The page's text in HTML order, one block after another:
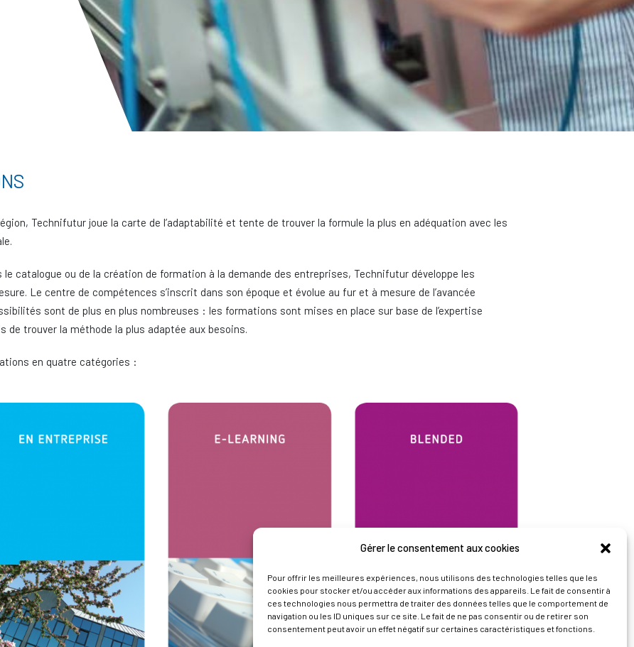
Gérer le consentement aux cookies
Pour offrir les meilleures expériences, nous utilisons des technologies telles que les
cookies pour stocker et/ou accéder aux informations des appareils. Le fait de consentir à
ces technologies nous permettra de traiter des données telles que le comportement de
navigation ou les ID uniques sur ce site. Le fait de ne pas consentir ou de retirer son
consentement peut avoir un effet négatif sur certaines caractéristiques et fonctions.
Technifutur joue la carte de l’adaptabilité et tente de trouver la formule la plus en adéquation avec les
le catalogue ou de la création de formation à la demande des entreprises, Technifutur développe les
Le centre de compétences s’inscrit dans son époque et évolue au fur et à mesure de l’avancée
sont de plus en plus nombreuses : les formations sont mises en place sur base de l’expertise
de trouver la méthode la plus adaptée aux besoins.
en quatre catégories :